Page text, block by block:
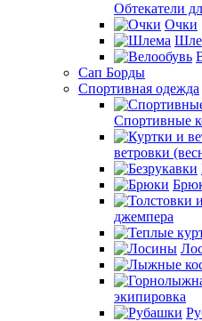
Обтекатели
Очки
Сап Борды
Спортивная одежда
Спортивные
ветровки
джемпера
экипировка